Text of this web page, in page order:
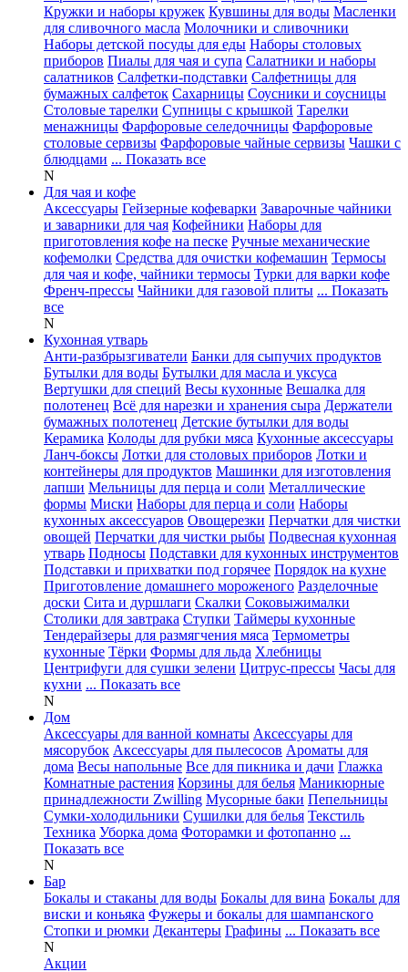
Кружки и наборы кружек Кувшины для воды Масленки
для сливочного масла Молочники и сливочники
Наборы детской посуды для еды Наборы столовых
приборов Пиалы для чая и супа Салатники и наборы
салатников Салфетки-подставки Салфетницы для
бумажных салфеток Сахарницы Соусники и соусницы
Столовые тарелки Супницы с крышкой Тарелки
менажницы Фарфоровые селедочницы Фарфоровые
столовые сервизы Фарфоровые чайные сервизы Чашки с
блюдцами ... Показать все
N
Для чая и кофе
Аксессуары Гейзерные кофеварки Заварочные чайники
и заварники для чая Кофейники Наборы для
приготовления кофе на песке Ручные механические
кофемолки Средства для очистки кофемашин Термосы
для чая и кофе, чайники термосы Турки для варки кофе
Френч-прессы Чайники для газовой плиты ... Показать
все
N
Кухонная утварь
Анти-разбрызгиватели Банки для сыпучих продуктов
Бутылки для воды Бутылки для масла и уксуса
Вертушки для специй Весы кухонные Вешалка для
полотенец Всё для нарезки и хранения сыра Держатели
бумажных полотенец Детские бутылки для воды
Керамика Колоды для рубки мяса Кухонные аксессуары
Ланч-боксы Лотки для столовых приборов Лотки и
контейнеры для продуктов Машинки для изготовления
лапши Мельницы для перца и соли Металлические
формы Миски Наборы для перца и соли Наборы
кухонных аксессуаров Овощерезки Перчатки для чистки
овощей Перчатки для чистки рыбы Подвесная кухонная
утварь Подносы Подставки для кухонных инструментов
Подставки и прихватки под горячее Порядок на кухне
Приготовление домашнего мороженого Разделочные
доски Сита и дуршлаги Скалки Соковыжималки
Столики для завтрака Ступки Таймеры кухонные
Тендерайзеры для размягчения мяса Термометры
кухонные Тёрки Формы для льда Хлебницы
Центрифуги для сушки зелени Цитрус-прессы Часы для
кухни ... Показать все
N
Дом
Аксессуары для ванной комнаты Аксессуары для
мясорубок Аксессуары для пылесосов Ароматы для
дома Весы напольные Все для пикника и дачи Глажка
Комнатные растения Корзины для белья Маникюрные
принадлежности Zwilling Мусорные баки Пепельницы
Сумки-холодильники Сушилки для белья Текстиль
Техника Уборка дома Фоторамки и фотопанно ...
Показать все
N
Бар
Бокалы и стаканы для воды Бокалы для вина Бокалы для
виски и коньяка Фужеры и бокалы для шампанского
Стопки и рюмки Декантеры Графины ... Показать все
N
Акции